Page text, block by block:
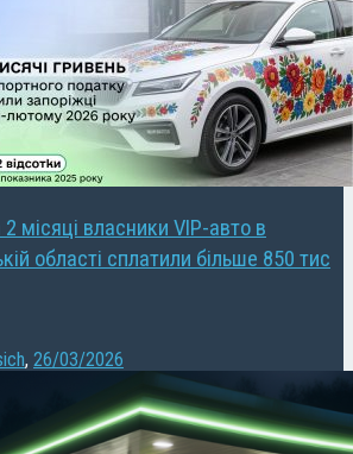
місяці власники VIP-авто в
області сплатили більше 850 тис
, 26/03/2026